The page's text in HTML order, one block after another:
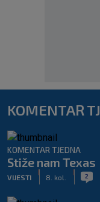
KOMENTAR
KOMENTAR TJEDNA
Stiže nam Texas
VIJESTI 8. kol. 2